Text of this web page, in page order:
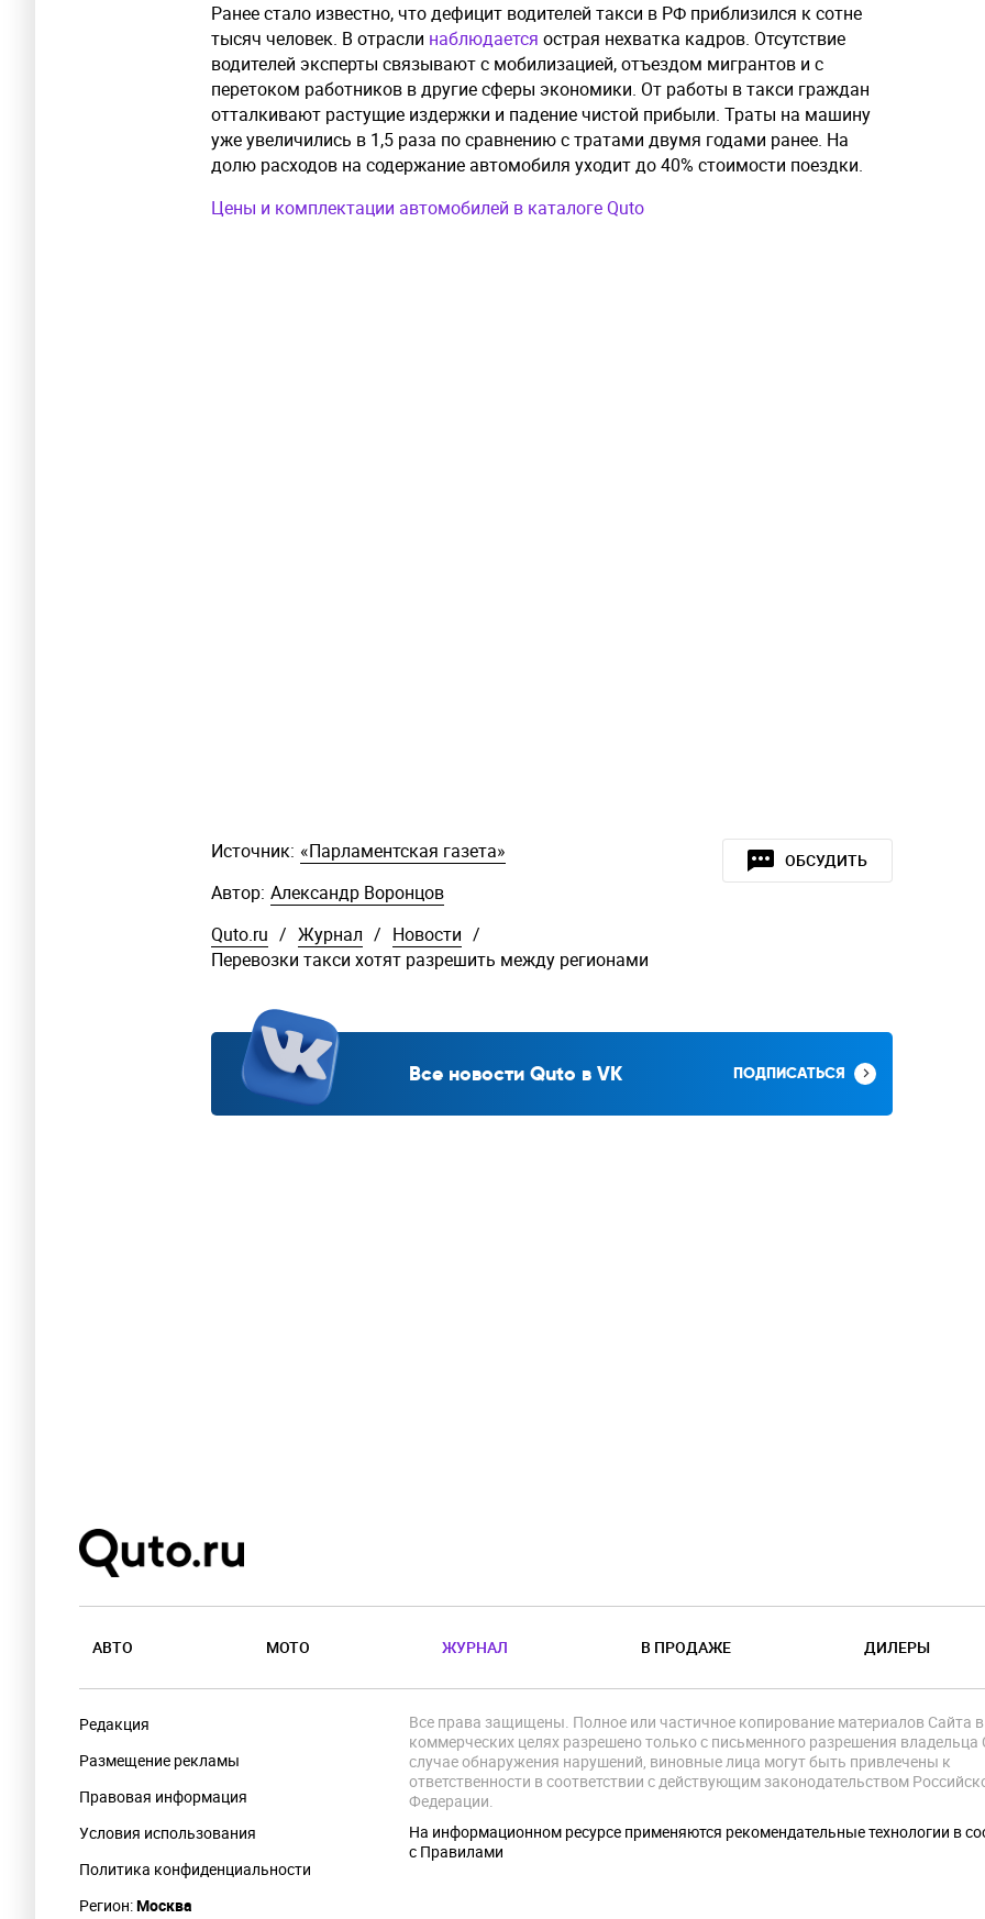
Ранее стало известно, что дефицит водителей такси в РФ приблизился к сотне
тысяч человек. В отрасли наблюдается острая нехватка кадров. Отсутствие
водителей эксперты связывают с мобилизацией, отъездом мигрантов и с
перетоком работников в другие сферы экономики. От работы в такси граждан
отталкивают растущие издержки и падение чистой прибыли. Траты на машину
уже увеличились в 1,5 раза по сравнению с тратами двумя годами ранее. На
долю расходов на содержание автомобиля уходит до 40% стоимости поездки.
Цены и комплектации автомобилей в каталоге Quto
ОБСУДИТЬ
Источник: «Парламентская газета»
Автор: Александр Воронцов
Quto.ru / Журнал / Новости /
Перевозки такси хотят разрешить между регионами
Все новости Quto в VK ПОДПИСАТЬСЯ
АВТО МОТО ЖУРНАЛ В ПРОДАЖЕ ДИЛЕРЫ
Редакция
Размещение рекламы
Правовая информация
Условия использования
Политика конфиденциальности
Регион:Москва
Все права защищены. Полное или частичное копирование материалов Сайта в
коммерческих целях разрешено только с письменного разрешения владельца
случае обнаружения нарушений, виновные лица могут быть привлечены к
ответственности в соответствии с действующим законодательством
Федерации.
На информационном ресурсе применяются рекомендательные технологии в
с Правилами